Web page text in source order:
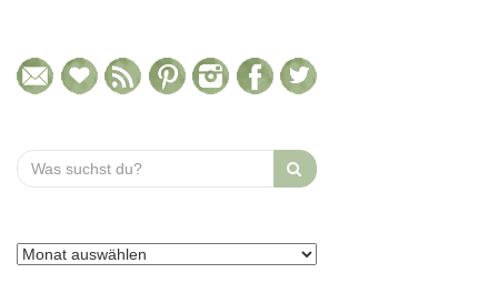
Search
for: